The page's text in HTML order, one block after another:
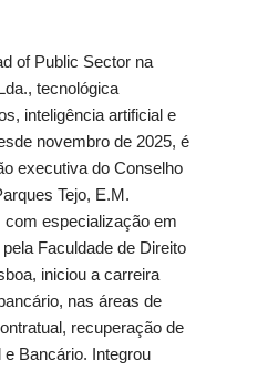
of Public Sector na
tecnológica
inteligência artificial e
novembro de 2025, é
executiva do Conselho
Tejo, E.M.
com especialização em
Faculdade de Direito
iniciou a carreira
nas áreas de
recuperação de
Bancário. Integrou